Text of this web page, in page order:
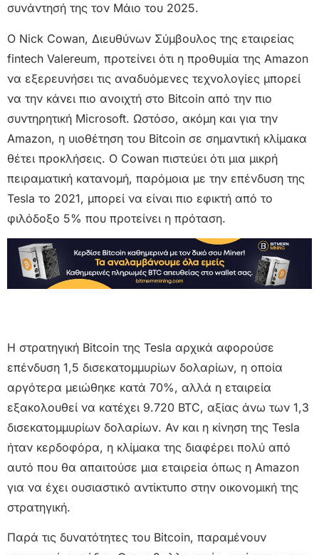
συνάντησή της τον Μάιο του 2025.
Ο Nick Cowan, Διευθύνων Σύμβουλος της εταιρείας
fintech Valereum, προτείνει ότι η προθυμία της Amazon
να εξερευνήσει τις αναδυόμενες τεχνολογίες μπορεί
να την κάνει πιο ανοιχτή στο Bitcoin από την πιο
συντηρητική Microsoft. Ωστόσο, ακόμη και για την
Amazon, η υιοθέτηση του Bitcoin σε σημαντική κλίμακα
θέτει προκλήσεις. Ο Cowan πιστεύει ότι μια μικρή
πειραματική κατανομή, παρόμοια με την επένδυση της
Tesla το 2021, μπορεί να είναι πιο εφικτή από το
φιλόδοξο 5% που προτείνει η πρόταση.
Η στρατηγική Bitcoin της Tesla αρχικά αφορούσε
επένδυση 1,5 δισεκατομμυρίων δολαρίων, η οποία
αργότερα μειώθηκε κατά 70%, αλλά η εταιρεία
εξακολουθεί να κατέχει 9.720 BTC, αξίας άνω των 1,3
δισεκατομμυρίων δολαρίων. Αν και η κίνηση της Tesla
ήταν κερδοφόρα, η κλίμακα της διαφέρει πολύ από
αυτό που θα απαιτούσε μια εταιρεία όπως η Amazon
για να έχει ουσιαστικό αντίκτυπο στην οικονομική της
στρατηγική.
Παρά τις δυνατότητες του Bitcoin, παραμένουν